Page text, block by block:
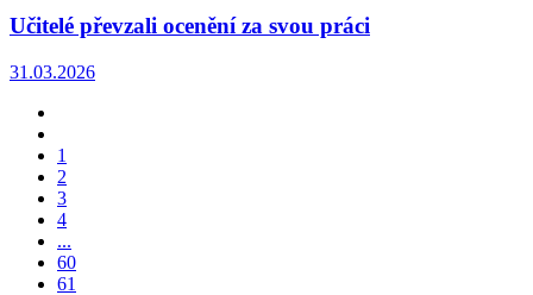
Učitelé převzali ocenění za svou práci
31.03.2026
1
2
3
4
...
60
61